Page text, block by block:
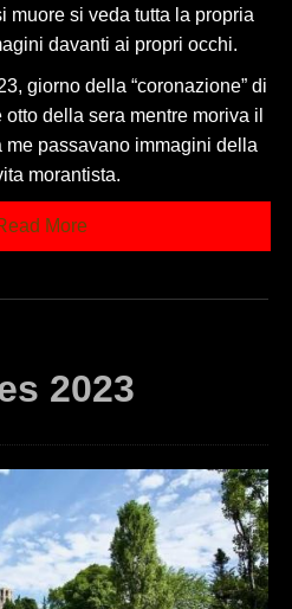
muore si veda tutta la propria
davanti ai propri occhi.
giorno della “coronazione” di
della sera mentre moriva il
me passavano immagini della
morantista.
More
2023